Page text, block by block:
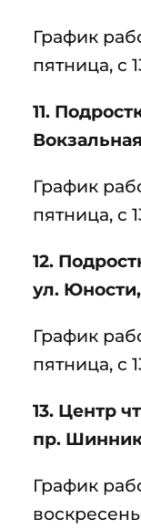
График
пятница, с
11.
График
пятница, с
12.
ул.
График
пятница, с
13. Центр
пр.
График